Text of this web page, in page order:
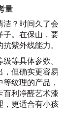
量
洁？时间久了会
子。在保山，要
紫外线能力。
等具体参数。
，但确实更容易
纹理的产品，
百利净醛艺术漆
，更适合有小孩